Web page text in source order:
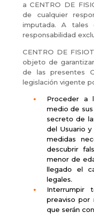
a CENTRO DE
de cualquier
imputada. A tales
responsabilidad
CENTRO DE
objeto de
de las presentes
legislación vigente
Proceder a
medio de
secreto de
del Usuario
medidas
descubrir
menor de
llegado el
legales.
Interrumpir
preaviso por
que serán